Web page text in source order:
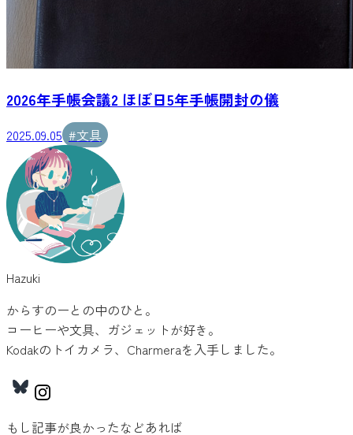
2026年手帳会議2 ほぼ日5年手帳開封の儀
2025.09.05 #文具
Hazuki
からすのーとの中のひと。
コーヒーや文具、ガジェットが好き。
Kodakのトイカメラ、Charmeraを入手しました。
もし記事が良かったなどあれば